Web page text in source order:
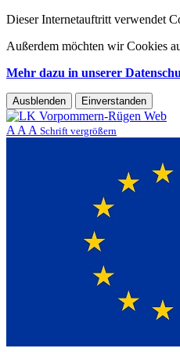
Dieser Internetauftritt verwendet
Außerdem möchten wir Cookies
Mehr dazu in unserer
Ausblenden Einverstanden
A A A Schrift vergrößern